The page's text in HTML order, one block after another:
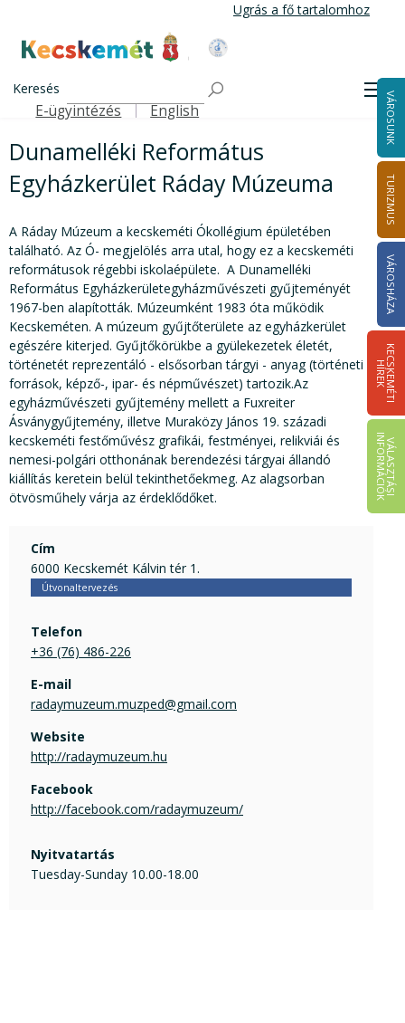
tartalomra
Ugrás a fő tartalomhoz
Kecskemét Város Honlapja
Keresés
Felső navigáció
E-ügyintézés English VÁROSUNK
TURIZMUS
VÁROSHÁZA
K
E
C
S
K
E
M
É
T
I
HÍ
R
E
K
V
Á
L
A
S
Z
T
Á
S
I
IN
F
O
R
M
Á
C
I
Ó
K
Dunamelléki Református Egyházkerület Ráday
Múzeuma
Dunamelléki Református
Egyházkerület Ráday Múzeuma
A Ráday Múzeum a kecskeméti Ókollégium épületében
található. Az Ó- megjelölés arra utal, hogy ez a kecskeméti
reformátusok régebbi iskolaépülete. A Dunamelléki
Református Egyházkerületegyházművészeti gyűjteményét
1967-ben alapították. Múzeumként 1983 óta működik
Kecskeméten. A múzeum gyűjtőterülete az egyházkerület
egészére kiterjed. Gyűjtőkörükbe a gyülekezetek életét,
történetét reprezentáló - elsősorban tárgyi - anyag (történeti
források, képző-, ipar- és népművészet) tartozik.Az
egyházművészeti gyűjtemény mellett a Fuxreiter
Ásványgyűjtemény, illetve Muraközy János 19. századi
kecskeméti festőművész grafikái, festményei, relikviái és
nemesi-polgári otthonának berendezési tárgyai állandó
kiállítás keretein belül tekinthetőekmeg. Az alagsorban
ötvösműhely várja az érdeklődőket.
Cím
6000 Kecskemét Kálvin tér 1.
Útvonaltervezés
Telefon
+36 (76) 486-226
E-mail
radaymuzeum.muzped@gmail.com
Website
http://radaymuzeum.hu
Facebook
http://facebook.com/radaymuzeum/
Nyitvatartás
Tuesday-Sunday 10.00-18.00